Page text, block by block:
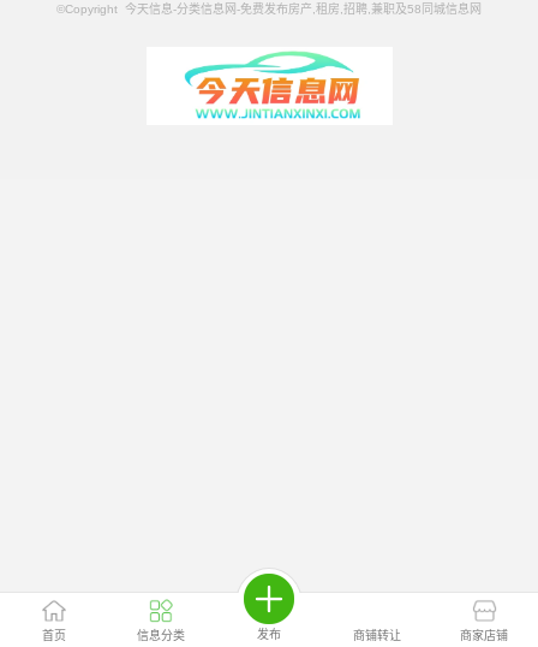
首页 信息分类 发布 商铺转让 商家店铺
©Copyright 今天信息-分类信息网-免费发布房产,租房,招聘,兼职及58同城信息网